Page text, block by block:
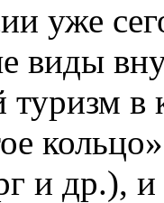
уже
виды
туризм в
и др.),